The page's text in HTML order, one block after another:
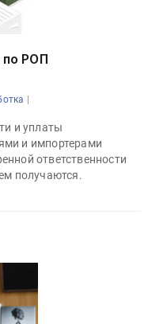
по РОП
|
и уплаты
и импортерами
ответственности
получаются.